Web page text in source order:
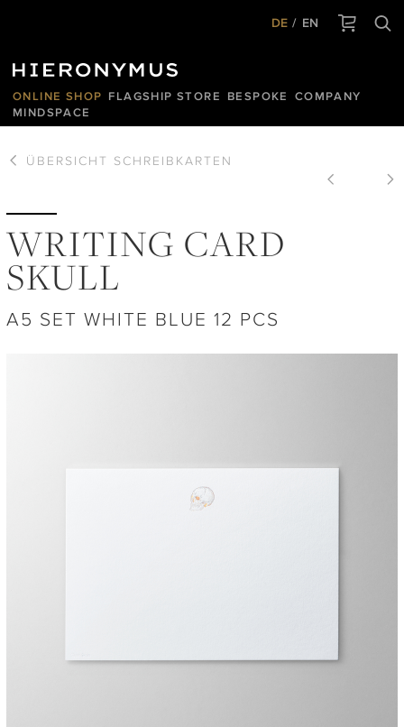
DE EN
ONLINE SHOP FLAGSHIP STORE BESPOKE
COMPANY
MINDSPACE
ÜBERSICHT SCHREIBKARTEN
WRITING CARD
SKULL
A5 SET WHITE BLUE 12 PCS